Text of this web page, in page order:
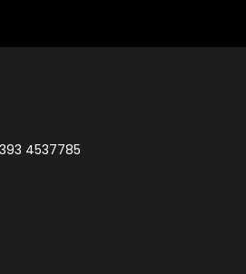
393 4537785